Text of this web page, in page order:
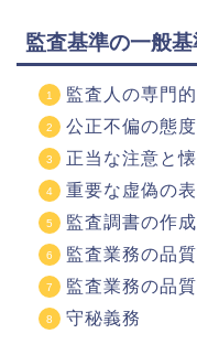
監査基準の一般
監査人の専門
公正不偏の態
正当な注意と
重要な虚偽の
監査調書の作
監査業務の品
監査業務の品
守秘義務